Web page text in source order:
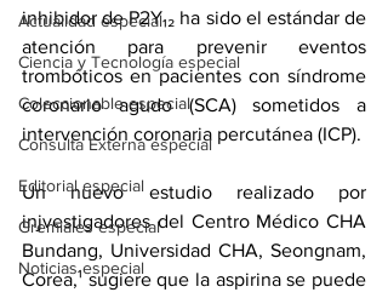
Actualidad especial
Ciencia y Tecnología especial
Coleccionable especial
Consulta Externa especial
Editorial especial
Gremiales especial
Noticias especial
inhibidor de P2Y₁₂ ha sido el estándar de
atención para prevenir eventos
trombóticos en pacientes con síndrome
coronario agudo
intervención coronaria percutánea (ICP).
Un nuevo estudio realizado por
injvestigadores del Centro Médico CHA
Bundang, Universidad CHA, Seongnam,
Corea,¹ sugiere que la aspirina se puede